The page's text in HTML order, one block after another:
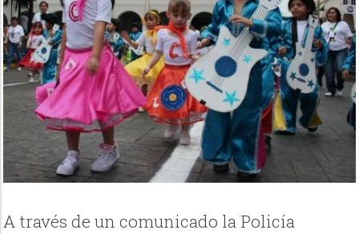
A través de un comunicado la Policía